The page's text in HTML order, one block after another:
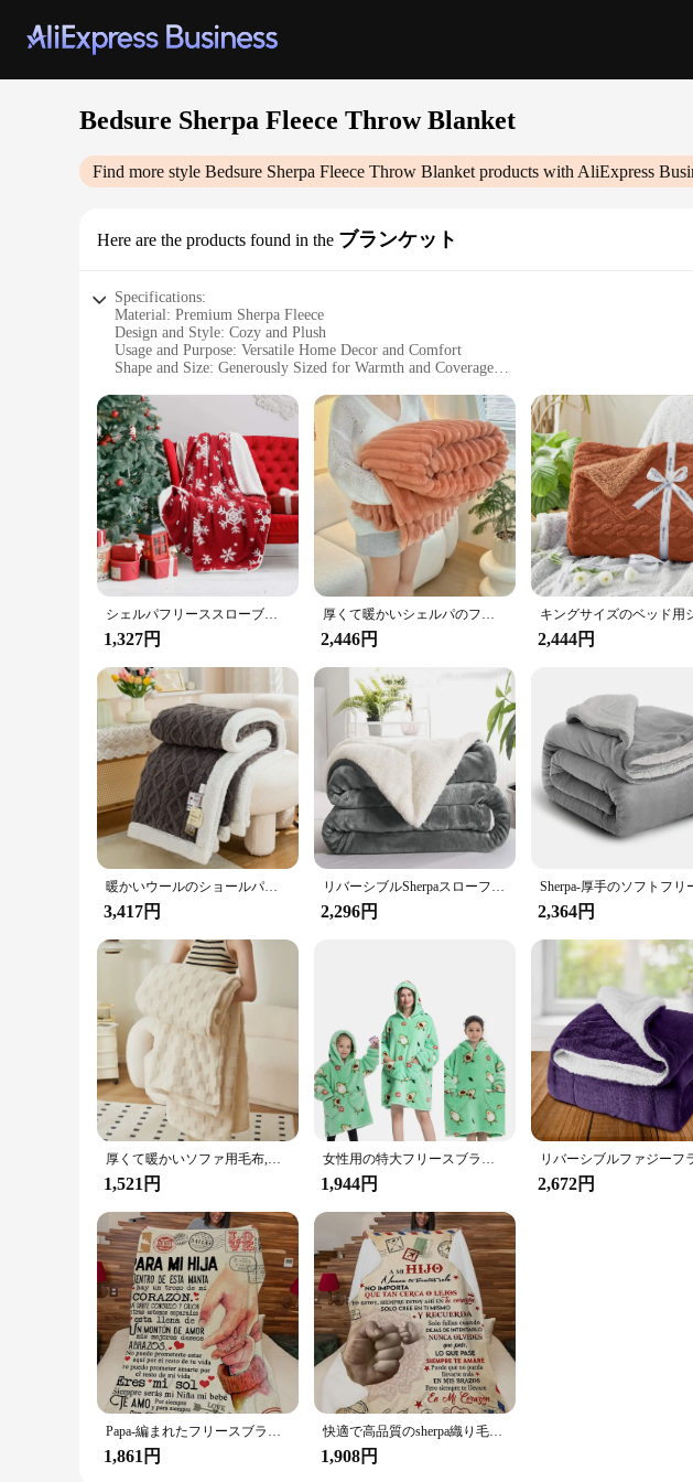
Bedsure Sherpa Fleece Throw Blanket
Find more style Bedsure Sherpa Fleece Throw Blanket products with AliExpress
Here are the products found in the ブランケット
Specifications:
Material: Premium Sherpa Fleece
Design and Style: Cozy and Plush
Usage and Purpose: Versatile Home Decor and Comfort
Shape and Size: Generously Sized for Warmth and Coverage
Parts and Accessories: None
Features:
**Luxurious Comfort for Every Season**
The Bedsure Sherpa Fleece Throw Blanket is a quintessential addition to your home
offers a soft touch that is gentle on the skin, making it an ideal choice for those who value
you're lounging on the couch, watching a movie, or snuggling up in bed.
**Versatile and Practical Design**
The Bedsure Sherpa Fleece Throw Blanket is not just about comfort; it's also about
allows for easy handling and storage. The blanket's design is timeless, making it a staple
construction means that it can withstand frequent use, ensuring that it remains a reliable
**Ideal for Gifting and Wholesale**
Looking for a thoughtful gift that's sure to please? The Bedsure Sherpa Fleece Throw
make it a hit for any occasion. For vendors and suppliers, this blanket is an excellent
to purchase in bulk for a special event or are interested in selling this product as part of
シェルパフリーススローブランケット、スノーフレーク、赤と白、暖かいソファ、ソファとギフト、bedsureクリスマスホリデー、ファジー、50 x60インチ
1,327円
厚くて暖かいシェルパのフリースブランケット,ソファ,冬の寝具,柔らかいピクニック,オールシーズンのベッド
2,446円 2,444円
暖かいウールのショールパ厚手の毛布、ふわふわの柔らかい珊瑚のフリース、ベッドカバー、シングル、ダブル、ぬいぐるみ、コーリン、毛皮、冬
3,417円
リバーシブルSherpaスローフリースブランケット、ソフト、ふわふわ、暖かい、大きなソファ、ベッド
2,296円 2,364円
厚くて暖かいソファ用毛布,シェルパ,ベッド用の快適な毛布,柔らかくてファジーな市松模様のベッド,オールシーズン使用,冬
1,521円
女性用の特大フリースブランケット,大きな折りたたみ式フリースのベスト,厚くて暖かい,大人,10代,子供
1,944円 2,672円
Papa-編まれたフリースブランケット,快適なショール,para mi,hija,con amor,高品質
1,861円
快適で高品質のsherpa織り毛布、por avioncarta、mi hijo con amor papa
1,908円